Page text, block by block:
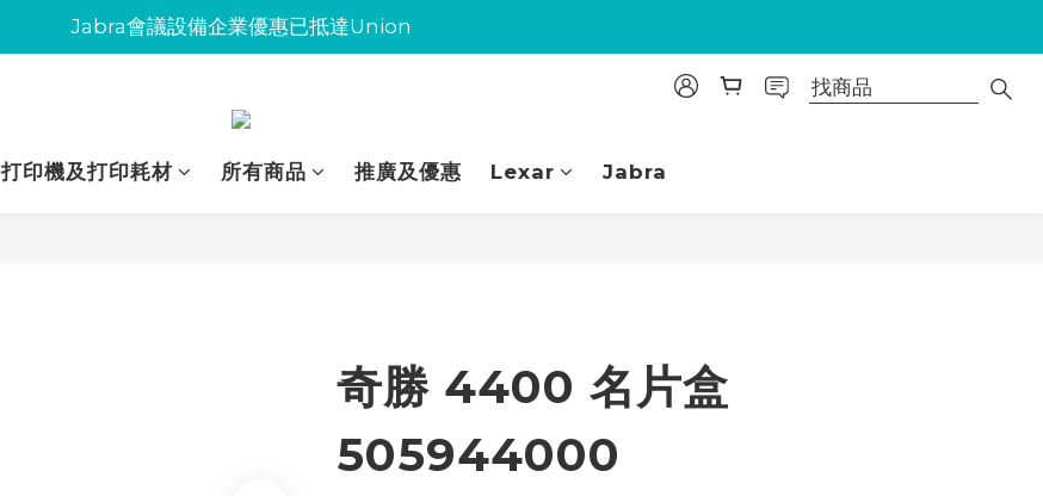
Jabra會議設備企業優惠已抵達Union
Jabra會議設備企業優惠已抵達Union
Jabra會議設備企業優惠已抵達Union
打印機及打印耗材 所有商品 推廣及優惠 Lexar Jabra
奇勝 4400 名片盒
505944000